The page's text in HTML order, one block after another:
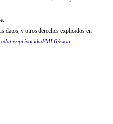
datos, y otros derechos explicados en
privacidad/MLG/exon